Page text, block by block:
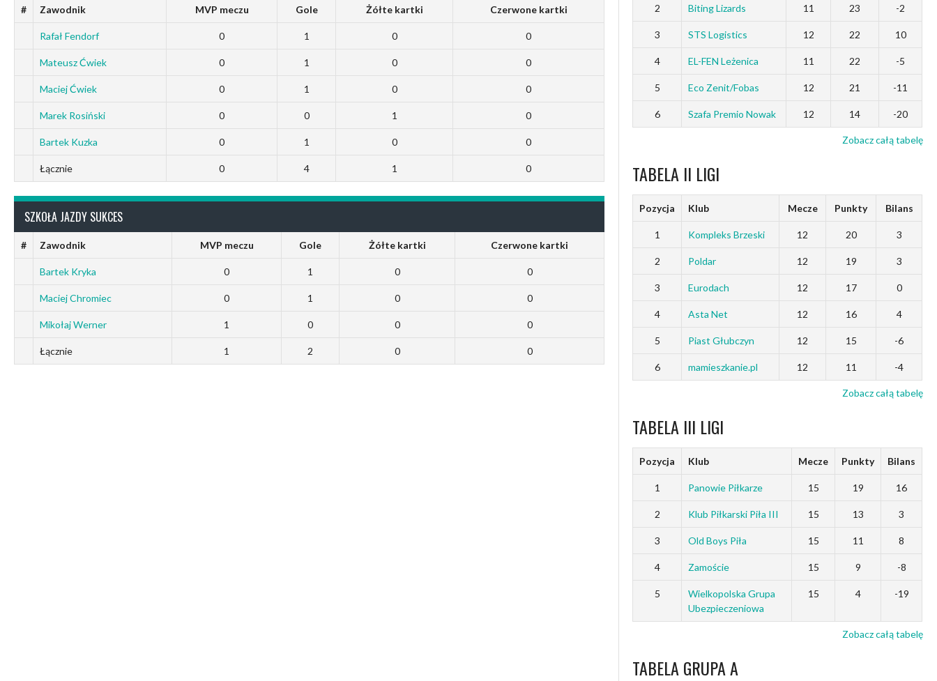
# Zawodnik MVP meczu Gole Żółte kartki Czerwone kartki
Rafał Fendorf 0 1 0 0
Mateusz Ćwiek 0 1 0 0
Maciej Ćwiek 0 1 0 0
Marek Rosiński 0 0 1 0
Bartek Kuzka 0 1 0 0
Łącznie 0 4 1 0
SZKOŁA JAZDY SUKCES
# Zawodnik MVP meczu Gole Żółte kartki Czerwone kartki
Bartek Kryka 0 1 0 0
Maciej Chromiec 0 1 0 0
Mikołaj Werner 1 0 0 0
Łącznie 1 2 0 0
2 Biting Lizards 11 23 -2
3 STS Logistics 12 22 10
4 EL-FEN Leżenica 11 22 -5
5 Eco Zenit/Fobas 12 21 -11
6 Szafa Premio Nowak 12 14 -20
Zobacz całą tabelę
TABELA II LIGI
Pozycja Klub Mecze Punkty Bilans
1 Kompleks Brzeski 12 20 3
2 Poldar 12 19 3
3 Eurodach 12 17 0
4 Asta Net 12 16 4
5 Piast Głubczyn 12 15 -6
6 mamieszkanie.pl 12 11 -4
Zobacz całą tabelę
TABELA III LIGI
Pozycja Klub Mecze Punkty Bilans
1 Panowie Piłkarze 15 19 16
2 Klub Piłkarski Piła III 15 13 3
3 Old Boys Piła 15 11 8
4 Zamoście 15 9 -8
5
Wielkopolska Grupa
Ubezpieczeniowa
15 4 -19
Zobacz całą tabelę
TABELA GRUPA A